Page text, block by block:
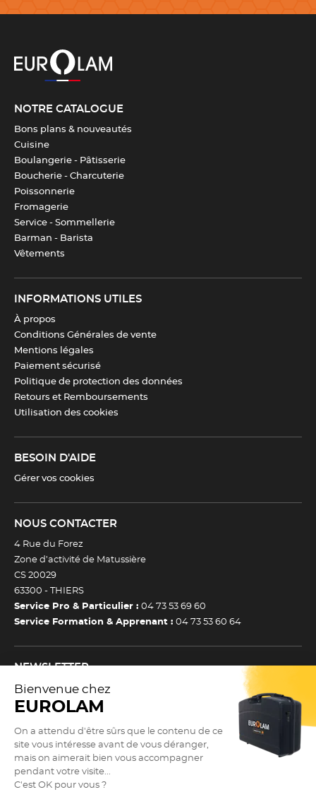
CARACTÉRISTIQUES TECHNIQUES
Source d'alimentation
Entretien
Fabrication
NOTRE CATALOGUE
Bons plans & nouveautés
Cuisine
Boulangerie - Pâtisserie
Boucherie - Charcuterie
Poissonnerie
Fromagerie
Service - Sommellerie
Barman - Barista
Vêtements
INFORMATIONS UTILES
À propos
Conditions Générales de vente
Mentions légales
Paiement sécurisé
Politique de protection des données
Retours et Remboursements
Utilisation des cookies
BESOIN D'AIDE
Gérer vos cookies
NOUS CONTACTER
4 Rue du Forez
Zone d’activité de Matussière
CS 20029
63300 - THIERS
Service Pro & Particulier : 04 73 53 69 60
Service Formation & Apprenant : 04 73 53 60 64
NEWSLETTER
Inscrivez-vous à notre newsletter et recevez toutes nos
actualtiés et bons plans.
Je m’inscris à la newsletter
(Esc)
Newsletter